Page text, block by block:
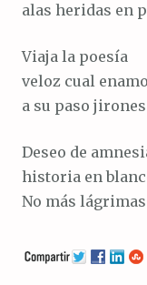
alas heridas en
Viaja la poesía
veloz cual
a su paso
Deseo de
historia en
No más